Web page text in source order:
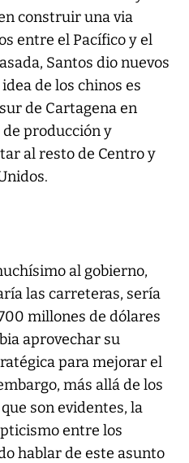
construir una via
entre el Pacífico y el
Santos dio nuevos
de los chinos es
de Cartagena en
producción y
al resto de Centro y
al gobierno,
las carreteras, sería
millones de dólares
aprovechar su
para mejorar el
más allá de los
son evidentes, la
entre los
hablar de este asunto